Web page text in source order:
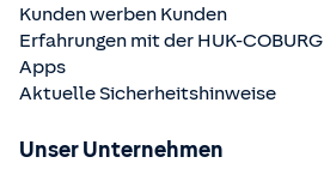
Kunden werben Kunden
Erfahrungen mit der HUK-COBURG
Apps
Aktuelle Sicherheitshinweise
Unser Unternehmen